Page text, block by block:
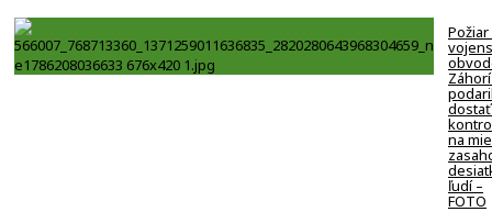
na
ľudí –
FOTO